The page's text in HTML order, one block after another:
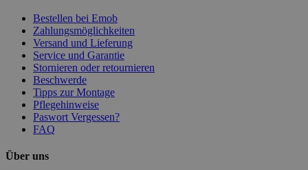
Bestellen bei Emob
Zahlungsmöglichkeiten
Versand und Lieferung
Service und Garantie
Stornieren oder retournieren
Beschwerde
Tipps zur Montage
Pflegehinweise
Paswort Vergessen?
FAQ
Über uns